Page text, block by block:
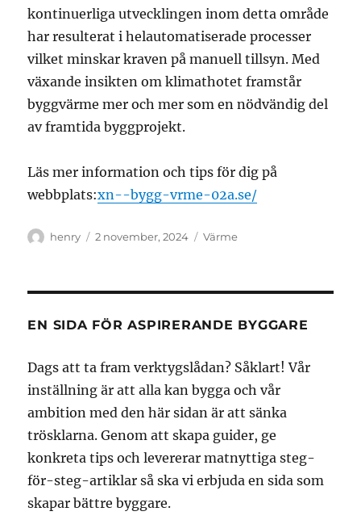
kontinuerliga utvecklingen inom detta område
har resulterat i helautomatiserade processer
vilket minskar kraven på manuell tillsyn. Med
växande insikten om klimathotet framstår
byggvärme mer och mer som en nödvändig del
av framtida byggprojekt.
Läs mer information och tips för dig på
webbplats:xn--bygg-vrme-02a.se/
Författare
henry
Publicerat
2 november, 2024 Kategorier
Värme
EN SIDA FÖR ASPIRERANDE BYGGARE
Dags att ta fram verktygslådan? Såklart! Vår
inställning är att alla kan bygga och vår
ambition med den här sidan är att sänka
trösklarna. Genom att skapa guider, ge
konkreta tips och levererar matnyttiga steg-
för-steg-artiklar så ska vi erbjuda en sida som
skapar bättre byggare.